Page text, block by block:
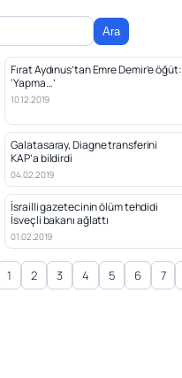
Ara
Fırat Aydınus’tan Emre Demir’e öğüt:
‘Yapma…’
10.12.2019
Galatasaray, Diagne transferini
KAP’a bildirdi
04.02.2019
İsrailli gazetecinin ölüm tehdidi
İsveçli bakanı ağlattı
01.02.2019
1 2 3 4 5 6 7